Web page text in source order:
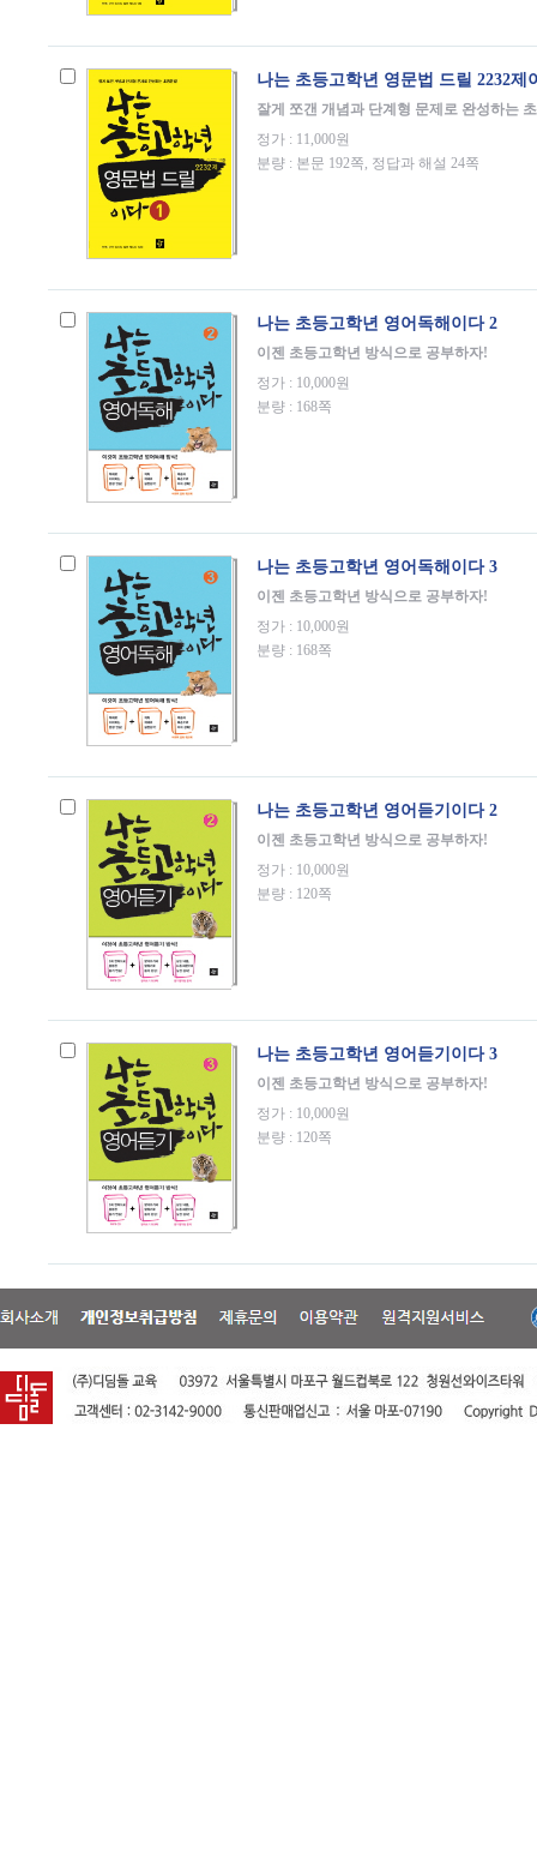
나는 초등고학년 영문법 드릴 2232제
잘게 쪼갠 개념과 단계형 문제로 완성하는
정가 : 11,000원
분량 : 본문 192쪽, 정답과 해설 24쪽
나는 초등고학년 영어독해이다 2
이젠 초등고학년 방식으로 공부하자!
정가 : 10,000원
분량 : 168쪽
나는 초등고학년 영어독해이다 3
이젠 초등고학년 방식으로 공부하자!
정가 : 10,000원
분량 : 168쪽
나는 초등고학년 영어듣기이다 2
이젠 초등고학년 방식으로 공부하자!
정가 : 10,000원
분량 : 120쪽
나는 초등고학년 영어듣기이다 3
이젠 초등고학년 방식으로 공부하자!
정가 : 10,000원
분량 : 120쪽